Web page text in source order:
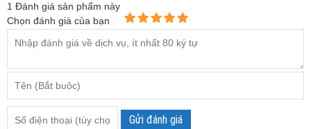
Thông tin về khoảng cách làm việc và trường quan sát:
1 Đánh giá sản phẩm này
Chọn đánh giá của bạn
Gửi đánh giá